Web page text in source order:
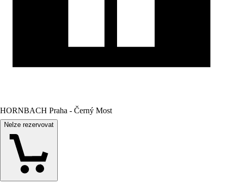
HORNBACH Praha - Černý Most
Nelze rezervovat